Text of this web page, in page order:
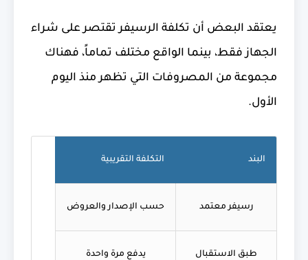
يعتقد البعض أن تكلفة الرسيفر تقتصر على شراء
الجهاز فقط، بينما الواقع مختلف تماماً، فهناك
مجموعة من المصروفات التي تظهر منذ اليوم
الأول.
البند التكلفة التقريبية
رسيفر معتمد حسب الإصدار والعروض
طبق الاستقبال يدفع مرة واحدة